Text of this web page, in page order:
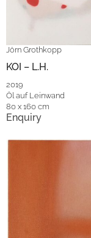
Jörn Grothkopp
KOI – L.H.
2019
Öl auf Leinwand
80 x 160 cm
Enquiry